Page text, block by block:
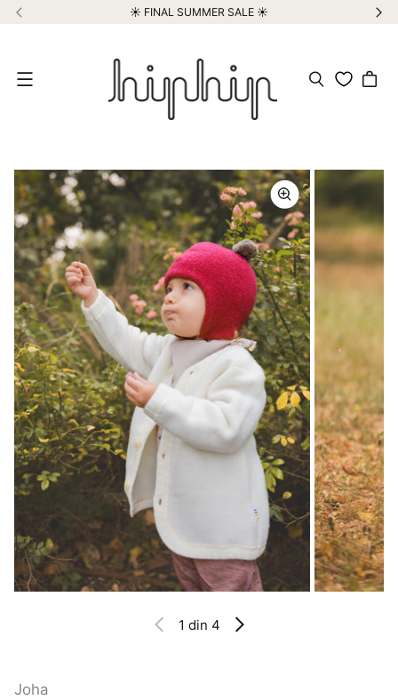
☀️ FINAL SUMMER SALE ☀️
Meniu
1 din 4
Joha